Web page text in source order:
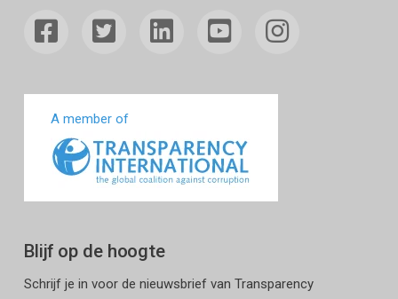
A member of
Blijf op de hoogte
Schrijf je in voor de nieuwsbrief van Transparency